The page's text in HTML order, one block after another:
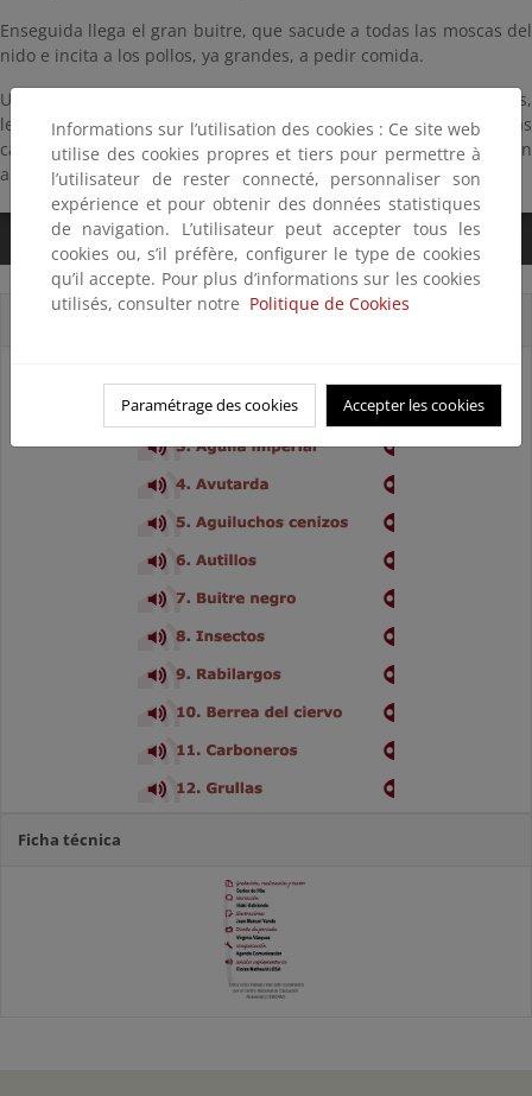
Enseguida llega el gran buitre, que sacude a todas las moscas del
nido e incita a los pollos, ya grandes, a pedir comida.
Unas cornejas hostigan a un águila calzada que, harta de ellas,
levanta el vuelo con un silbido peculiar; las currucas rabilargas
carraspean en los matorrales cercanos y los trigueros rechinan
abajo, en el límite entre la sierra y el llano.
0:00 / 2:25
Ficha técnica
Informations sur l’utilisation des cookies : Ce site web
utilise des cookies propres et tiers pour permettre à
l’utilisateur de rester connecté, personnaliser son
expérience et pour obtenir des données statistiques
de navigation. L’utilisateur peut accepter tous les
cookies ou, s’il préfère, configurer le type de cookies
qu’il accepte. Pour plus d’informations sur les cookies
utilisés, consulter notre Politique de Cookies
Paramétrage des cookies Accepter les cookies